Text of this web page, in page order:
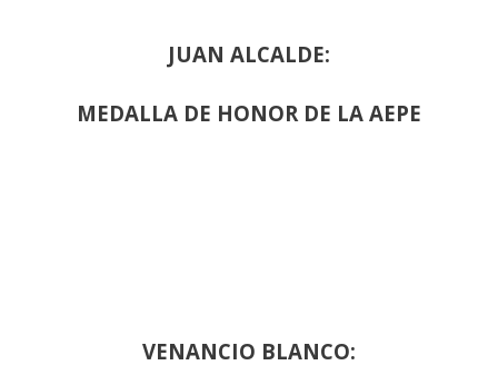
JUAN ALCALDE:
MEDALLA DE HONOR DE LA AEPE
VENANCIO BLANCO: